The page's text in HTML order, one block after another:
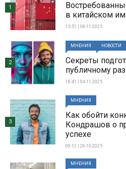
в китайском
15:51 | 08-11-2025
1
МНЕНИЯ НОВОСТИ
Секреты
публичному
18:41 | 04-11-2025
2
МНЕНИЯ
Как обойти
Кондрашов о
успехе
09:12 | 26-10-2025
3
МНЕНИЯ